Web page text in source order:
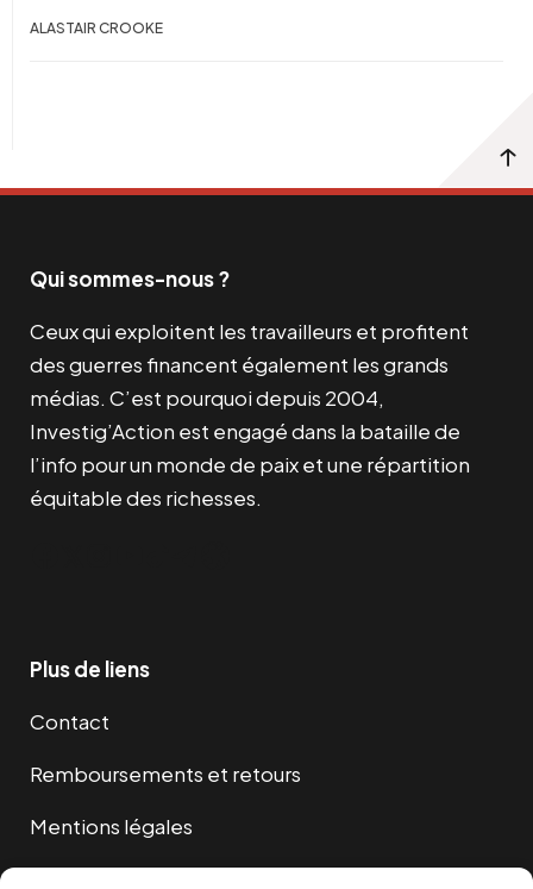
ALASTAIR CROOKE
Qui sommes-nous ?
Ceux qui exploitent les travailleurs et profitent
des guerres financent également les grands
médias. C’est pourquoi depuis 2004,
Investig’Action est engagé dans la bataille de
l’info pour un monde de paix et une répartition
équitable des richesses.
Plus de liens
Contact
Remboursements et retours
Mentions légales